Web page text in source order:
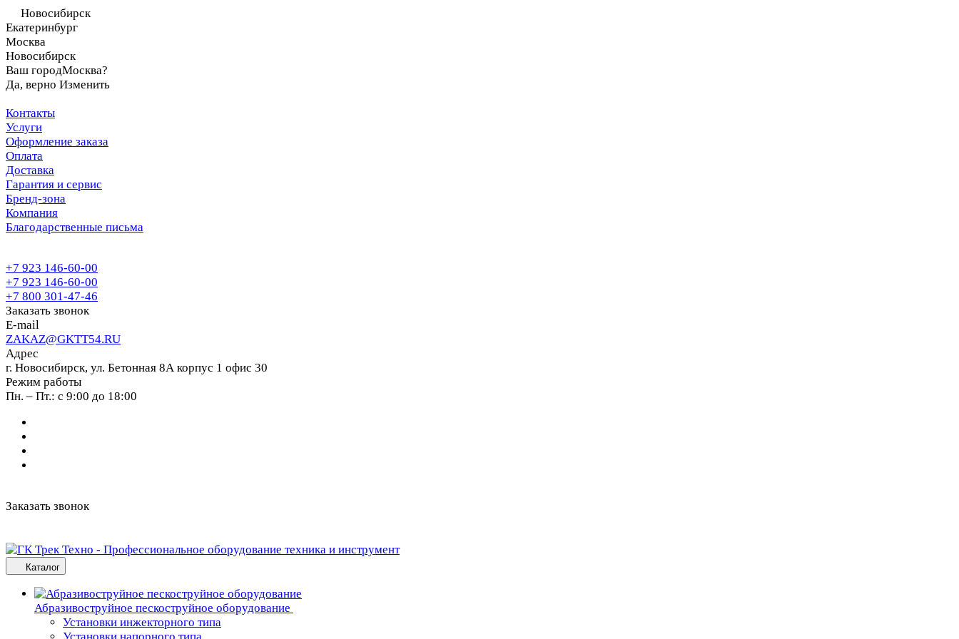
Новосибирск
Екатеринбург
Москва
Новосибирск
Ваш городМосква?
Да, верно Изменить
Контакты
Услуги
Оформление заказа
Оплата
Доставка
Гарантия и сервис
Бренд-зона
Компания
Благодарственные письма
+7 923 146-60-00
+7 923 146-60-00
+7 800 301-47-46
Заказать звонок
E-mail
ZAKAZ@GKTT54.RU
Адрес
г. Новосибирск, ул. Бетонная 8А корпус 1 офис 30
Режим работы
Пн. – Пт.: с 9:00 до 18:00
Заказать звонок
Каталог
Абразивоструйное пескоструйное оборудование
Установки инжекторного типа